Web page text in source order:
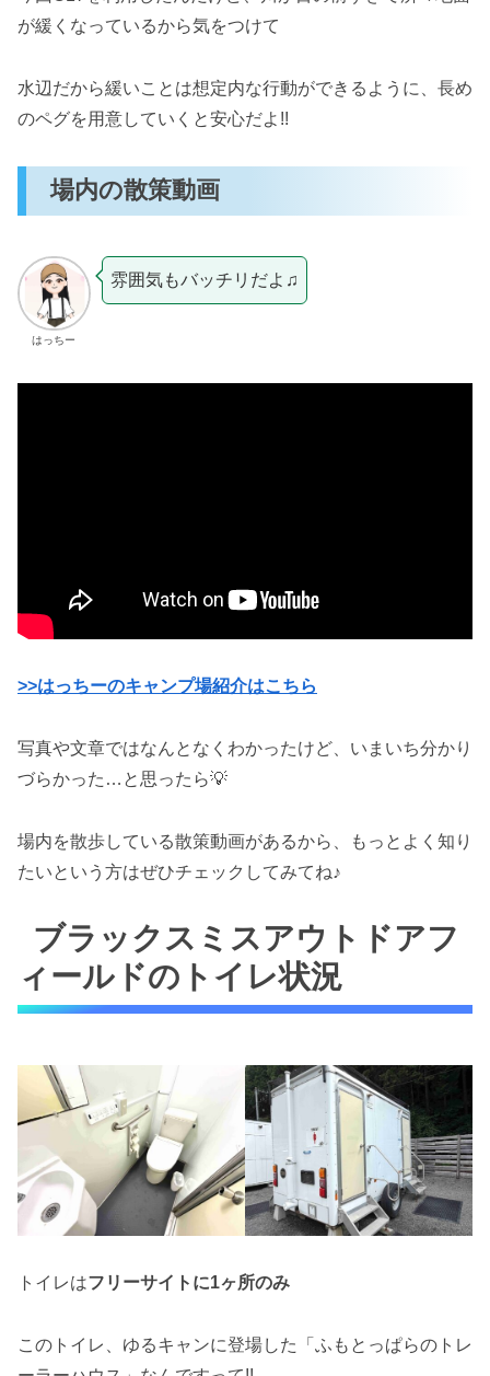
が緩くなっているから気をつけて
水辺だから緩いことは想定内な行動ができるように、長め
のペグを用意していくと安心だよ!!
場内の散策動画
はっちー
雰囲気もバッチリだよ♫
>>はっちーのキャンプ場紹介はこちら
写真や文章ではなんとなくわかったけど、いまいち分かり
づらかった…と思ったら💡
場内を散歩している散策動画があるから、もっとよく知り
たいという方はぜひチェックしてみてね♪
ブラックスミスアウトドアフ
ィールドのトイレ状況
トイレはフリーサイトに1ヶ所のみ
このトイレ、ゆるキャンに登場した「ふもとっぱらのトレ